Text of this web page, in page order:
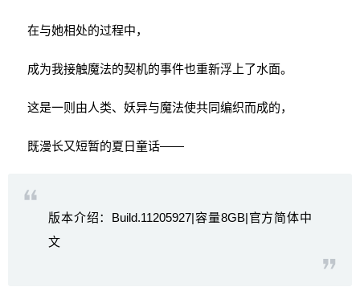
在与她相处的过程中，
成为我接触魔法的契机的事件也重新浮上了水面。
这是一则由人类、妖异与魔法使共同编织而成的，
既漫长又短暂的夏日童话——
版本介绍：Build.11205927|容量8GB|官方简体中
文